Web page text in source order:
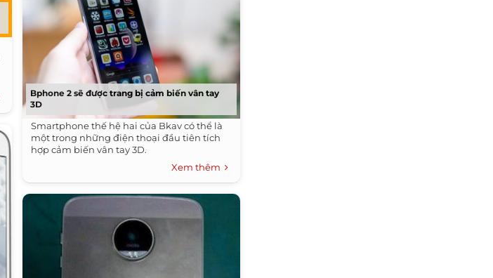
Bphone 2 sẽ được trang bị cảm biến vân tay
3D
Smartphone thế hệ hai của Bkav có thể là
một trong những điện thoại đầu tiên tích
hợp cảm biến vân tay 3D.
Xem thêm